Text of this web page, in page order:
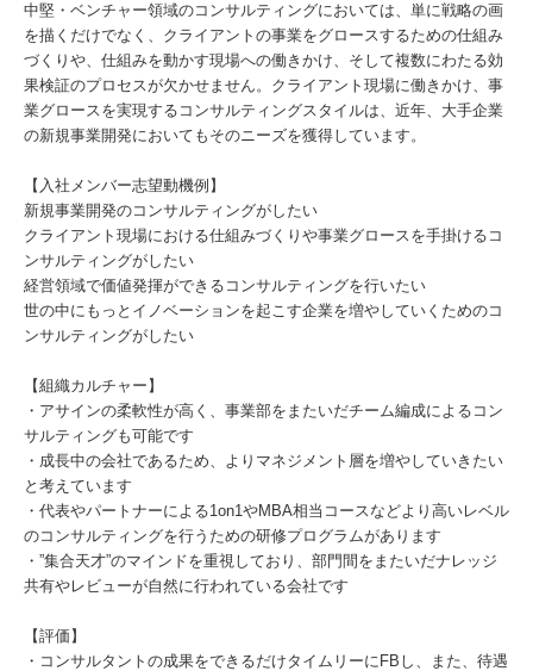
中堅・ベンチャー領域のコンサルティングにおいては、単に戦略の画
を描くだけでなく、クライアントの事業をグロースするための仕組み
づくりや、仕組みを動かす現場への働きかけ、そして複数にわたる効
果検証のプロセスが欠かせません。クライアント現場に働きかけ、事
業グロースを実現するコンサルティングスタイルは、近年、大手企業
の新規事業開発においてもそのニーズを獲得しています。
【入社メンバー志望動機例】
新規事業開発のコンサルティングがしたい
クライアント現場における仕組みづくりや事業グロースを手掛けるコ
ンサルティングがしたい
経営領域で価値発揮ができるコンサルティングを行いたい
世の中にもっとイノベーションを起こす企業を増やしていくためのコ
ンサルティングがしたい
【組織カルチャー】
・アサインの柔軟性が高く、事業部をまたいだチーム編成によるコン
サルティングも可能です
・成長中の会社であるため、よりマネジメント層を増やしていきたい
と考えています
・代表やパートナーによる1on1やMBA相当コースなどより高いレベル
のコンサルティングを行うための研修プログラムがあります
・”集合天才”のマインドを重視しており、部門間をまたいだナレッジ
共有やレビューが自然に行われている会社です
【評価】
・コンサルタントの成果をできるだけタイムリーにFBし、また、待遇